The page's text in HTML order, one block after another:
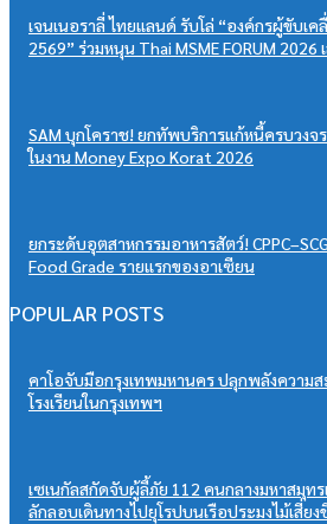
เจนเนอราลี่ ไทยแลนด์ รับโล่ “องค์กรผู้ขับเค
2569” ร่วมหนุน Thai MSME FORUM
SAM บุกโคราช! ยกทัพบริการแก้หนี้ครบวง
ในงาน Money Expo Korat 2026
ยกระดับอุตสาหกรรมอาหารสัตว์!
Food Grade รายแรกของอาเซียน
POPULAR POSTS
คาโอจับมือกรุงเทพมหานคร ปลุกพลังความ
โรงเรียนในกรุงเทพฯ
เซเนกัลสกัดจับผู้ลี้ภัย 112 คนกลางมหาสมุ
ลักลอบเดินทางไปยุโรปบนเรือประมงไม้เสี่ยง